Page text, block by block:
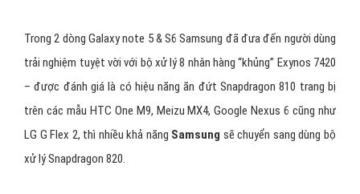
Trong 2 dòng Galaxy note 5 & S6 Samsung đã đưa đến người dùng
trải nghiệm tuyệt vời với bộ xử lý 8 nhân hàng “khủng” Exynos 7420
– được đánh giá là có hiệu năng ăn đứt Snapdragon 810 trang bị
trên các mẫu HTC One M9, Meizu MX4, Google Nexus 6 cũng như
LG G Flex 2, thì nhiều khả năng Samsung sẽ chuyển sang dùng bộ
xử lý Snapdragon 820.